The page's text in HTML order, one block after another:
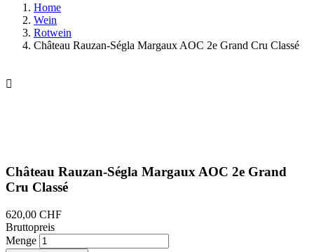
Home
Wein
Rotwein
Château Rauzan-Ségla Margaux AOC 2e Grand Cru Classé

Château Rauzan-Ségla Margaux AOC 2e Grand
Cru Classé
620,00 CHF
Bruttopreis
Menge